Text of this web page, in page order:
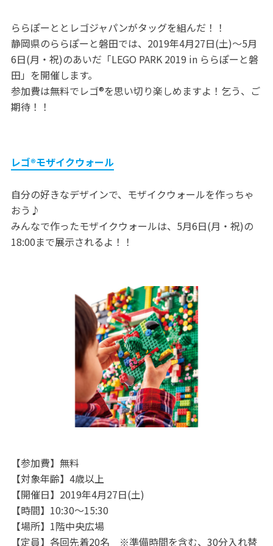
ららぽーととレゴジャパンがタッグを組んだ！！
静岡県のららぽーと磐田では、2019年4月27日(土)～5月
6日(月・祝)のあいだ「LEGO PARK 2019 in ららぽーと磐
田」を開催します。
参加費は無料でレゴ®を思い切り楽しめますよ！乞う、ご
期待！！
レゴ®モザイクウォール
自分の好きなデザインで、モザイクウォールを作っちゃ
おう♪
みんなで作ったモザイクウォールは、5月6日(月・祝)の
18:00まで展示されるよ！！
【参加費】無料
【対象年齢】4歳以上
【開催日】2019年4月27日(土)
【時間】10:30～15:30
【場所】1階中央広場
【定員】各回先着20名 ※準備時間を含む、30分入れ替